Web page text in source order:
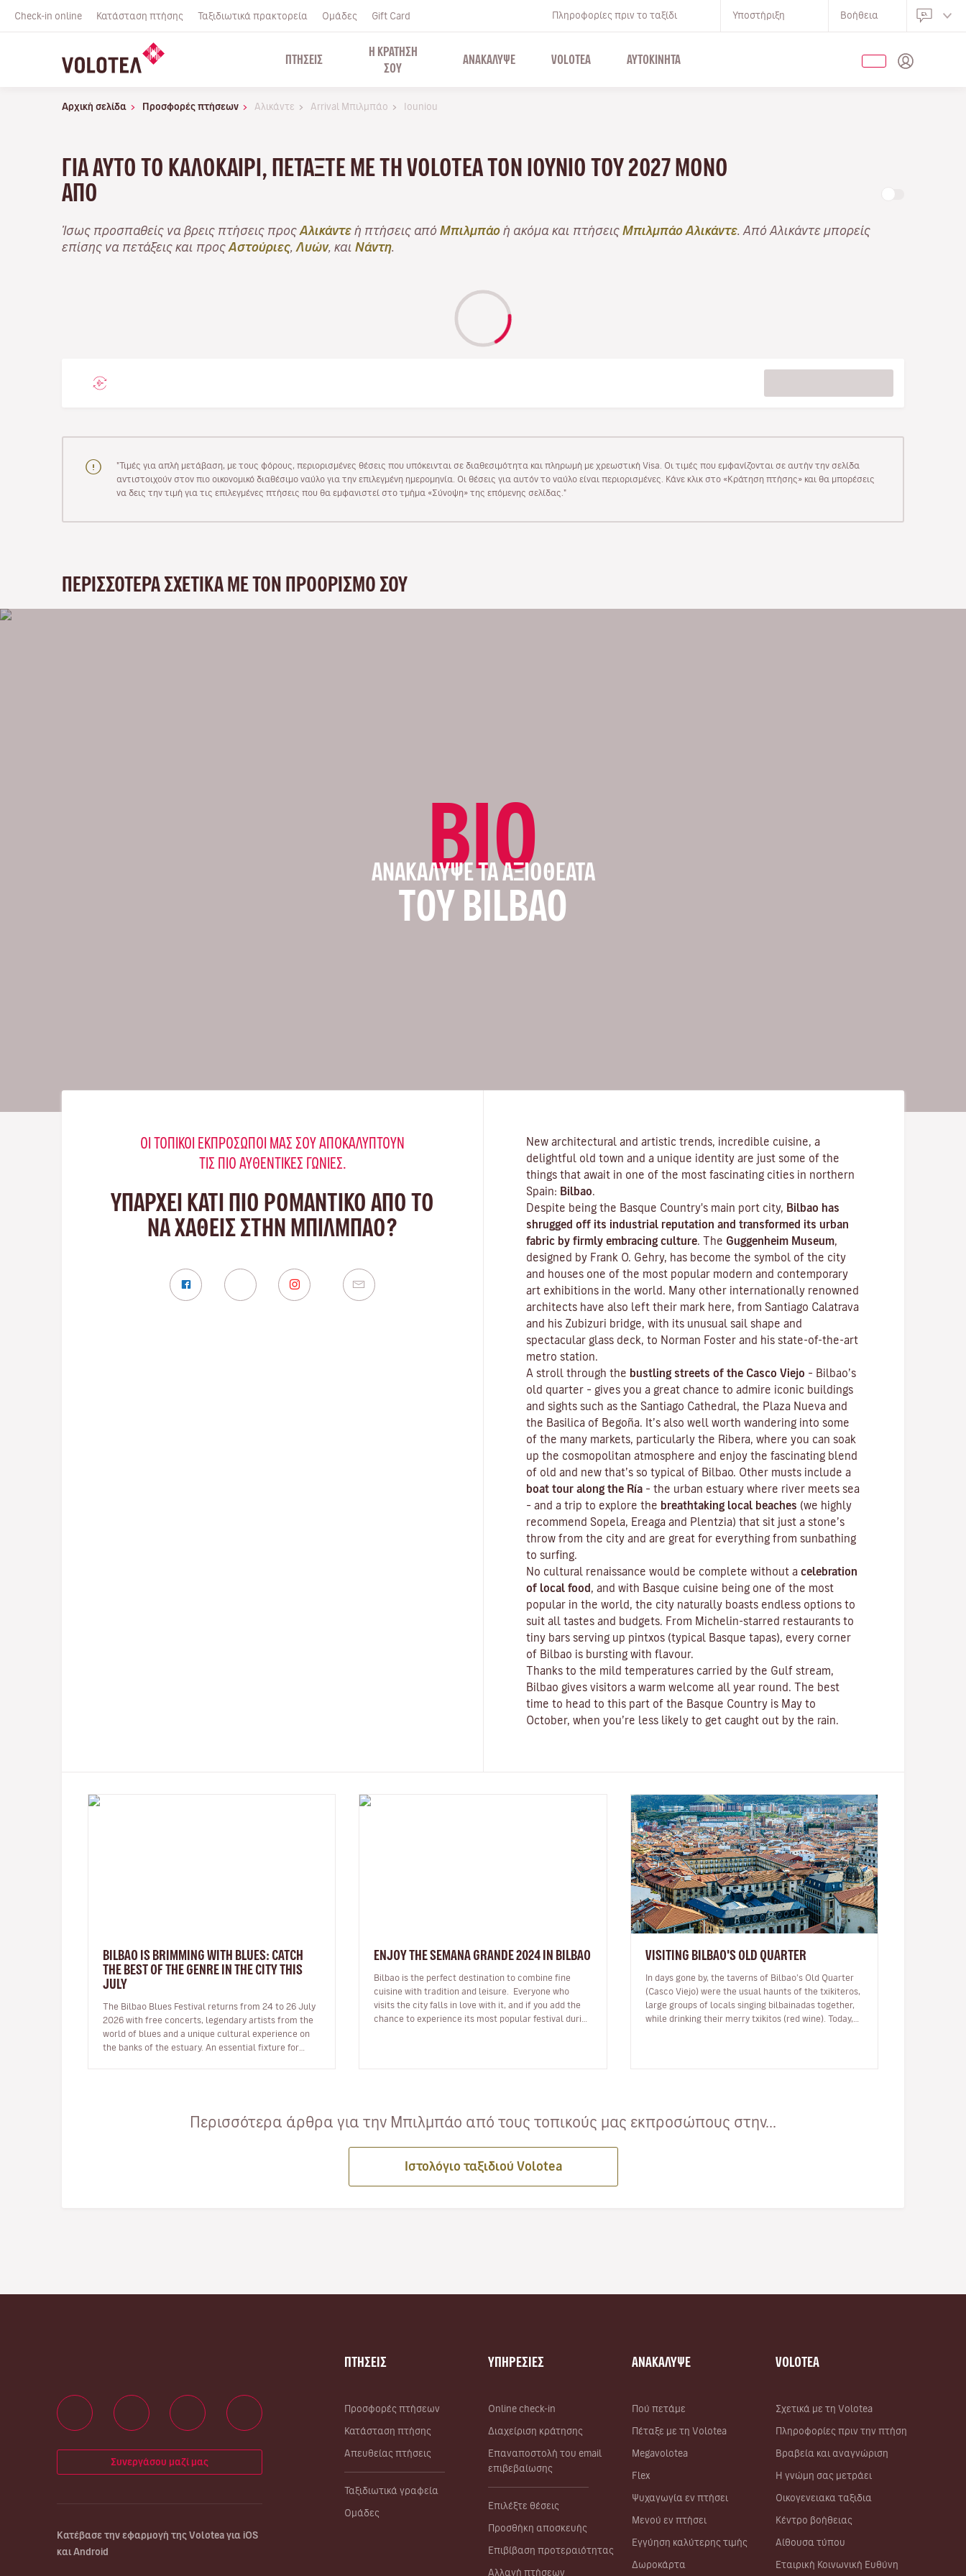
Check-in online Κατάσταση πτήσης Ταξιδιωτικά πρακτορεία Ομάδες Gift Card Πληροφορίες πριν το ταξίδι Υποστήριξη Βοήθεια
ΠΤΉΣΕΙΣ
Η ΚΡΑΤΗΣΗ
ΣΟΥ
ΑΝΑΚΑΛΥΨΕ VOLOTEA ΑΥΤΟΚΊΝΗΤΑ
Αρχική σελίδα Προσφορές πτήσεων Αλικάντε Arrival Μπιλμπάο Iouniou
ΓΙΑ ΑΥΤΌ ΤΟ ΚΑΛΟΚΑΊΡΙ, ΠΕΤΆΞΤΕ ΜΕ ΤΗ VOLOTEA ΤΟΝ ΙΟΎΝΙΟ ΤΟΥ 2027 ΜΌΝΟ
ΑΠΌ
Ίσως προσπαθείς να βρεις πτήσεις προς Αλικάντε ή πτήσεις από Μπιλμπάο ή ακόμα και πτήσεις Μπιλμπάο Αλικάντε . Από Αλικάντε μπορείς
επίσης να πετάξεις και προς Αστούριες Λυών, και Νάντη
"Τιμές για απλή μετάβαση, με τους φόρους, περιορισμένες θέσεις που υπόκεινται σε διαθεσιμότητα και πληρωμή με χρεωστική Visa. Οι τιμές που εμφανίζονται σε αυτήν την σελίδα
αντιστοιχούν στον πιο οικονομικό διαθέσιμο ναύλο για την επιλεγμένη ημερομηνία. Οι θέσεις για αυτόν το ναύλο είναι περιορισμένες. Κάνε κλικ στο «Κράτηση πτήσης» και θα μπορέσεις
να δεις την τιμή για τις επιλεγμένες πτήσεις που θα εμφανιστεί στο τμήμα «Σύνοψη» της επόμενης σελίδας."
ΠΕΡΙΣΣΌΤΕΡΑ ΣΧΕΤΙΚΆ ΜΕ ΤΟΝ ΠΡΟΟΡΙΣΜΌ ΣΟΥ
BIO
ΑΝΑΚΆΛΥΨΕ ΤΑ ΑΞΙΟΘΈΑΤΑ
ΤΟΥ BILBAO
ΟΙ ΤΟΠΙΚΟΊ ΕΚΠΡΌΣΩΠΟΊ ΜΑΣ ΣΟΥ ΑΠΟΚΑΛΎΠΤΟΥΝ
ΤΙΣ ΠΙΟ ΑΥΘΕΝΤΙΚΈΣ ΓΩΝΙΈΣ.
ΥΠΑΡΧΕΙ ΚΑΤΙ ΠΙΟ ΡΟΜΑΝΤΙΚΟ ΑΠΟ ΤΟ
ΝΑ ΧΑΘΕΙΣ ΣΤΗΝ ΜΠΙΛΜΠΆΟ?
New architectural and artistic trends, incredible cuisine, a
delightful old town and a unique identity are just some of the
things that await in one of the most fascinating cities in northern
Spain: Bilbao
Despite being the Basque Country's main port city,
Bilbao has
shrugged off its industrial reputation and transformed its urban
fabric by firmly embracing culture . The Guggenheim Museum
designed by Frank O. Gehry, has become the symbol of the city
and houses one of the most popular modern and contemporary
art exhibitions in the world. Many other internationally renowned
architects have also left their mark here, from Santiago Calatrava
and his Zubizuri bridge, with its unusual sail shape and
spectacular glass deck, to Norman Foster and his state-of-the-art
metro station.
A stroll through the bustling streets of the Casco Viejo – Bilbao’s
old quarter – gives you a great chance to admire iconic buildings
and sights such as the Santiago Cathedral, the Plaza Nueva and
the Basilica of Begoña. It’s also well worth wandering into some
of the many markets, particularly the Ribera, where you can soak
up the cosmopolitan atmosphere and enjoy the fascinating blend
of old and new that’s so typical of Bilbao. Other musts include a
boat tour along the Ría – the urban estuary where river meets sea
– and a trip to explore the breathtaking local beaches (we highly
recommend Sopela, Ereaga and Plentzia) that sit just a stone’s
throw from the city and are great for everything from sunbathing
to surfing.
No cultural renaissance would be complete without a celebration
of local food
, and with Basque cuisine being one of the most
popular in the world, the city naturally boasts endless options to
suit all tastes and budgets. From Michelin-starred restaurants to
tiny bars serving up pintxos (typical Basque tapas), every corner
of Bilbao is bursting with flavour.
Thanks to the mild temperatures carried by the Gulf stream,
Bilbao gives visitors a warm welcome all year round. The best
time to head to this part of the Basque Country is May to
October, when you’re less likely to get caught out by the rain.
BILBAO IS BRIMMING WITH BLUES: CATCH
THE BEST OF THE GENRE IN THE CITY THIS
JULY
The Bilbao Blues Festival returns from 24 to 26 July
2026 with free concerts, legendary artists from the
world of blues and a unique cultural experience on
the banks of the estuary. An essential fixture for
ENJOY THE SEMANA GRANDE 2024 IN BILBAO
Bilbao is the perfect destination to combine fine
cuisine with tradition and leisure. Everyone who
visits the city falls in love with it, and if you add the
chance to experience its most popular festival during
VISITING BILBAO'S OLD QUARTER
In days gone by, the taverns of Bilbao’s Old Quarter
(Casco Viejo) were the usual haunts of the txikiteros,
large groups of locals singing bilbainadas together,
while drinking their merry txikitos (red wine). Today,
Περισσότερα άρθρα για την Μπιλμπάο από τους τοπικούς μας εκπροσώπους στην...
Ιστολόγιο ταξιδιού Volotea
ΠΤΗΣΕΙΣ
Προσφορές πτήσεων
Κατάσταση πτήσης
Απευθείας πτήσεις
Ταξιδιωτικά γραφεία
Ομάδες
ΥΠΗΡΕΣΙΕΣ
Online check-in
Διαχείριση κράτησης
Επαναποστολή του email
επιβεβαίωσης
Επιλέξτε θέσεις
Προσθήκη αποσκευής
Επιβίβαση προτεραιότητας
Αλλαγή πτήσεων
ΑΝΑΚΑΛΥΨΕ
Πού πετάμε
Πέταξε με τη Volotea
Megavolotea
Flex
Ψυχαγωγία εν πτήσει
Μενού εν πτήσει
Εγγύηση καλύτερης τιμής
Δωροκάρτα
VOLOTEA
Σχετικά με τη Volotea
Πληροφορίες πριν την πτήση
Βραβεία και αναγνώριση
Η γνώμη σας μετράει
Οικογενειακα ταξιδια
Κέντρο βοήθειας
Αίθουσα τύπου
Εταιρική Κοινωνική Ευθύνη
Συνεργάσου μαζί μας
Κατέβασε την εφαρμογή της Volotea για iOS
και Android